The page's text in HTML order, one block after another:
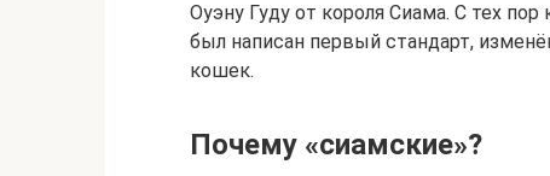
Оуэну Гуду от короля Сиама. С тех
был написан первый стандарт,
кошек.
Почему «сиамские»?